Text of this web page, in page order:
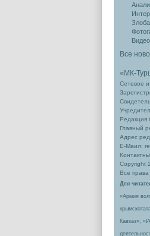
Все
«МК-
Сетевое
Главный
Адрес
Е-Маил:
Copyright
Все
Для
«Армия
Кавказ»,